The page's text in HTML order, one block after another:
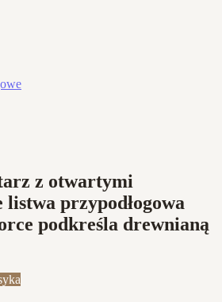
z otwartymi
przypodłogowa
podkreśla drewnianą